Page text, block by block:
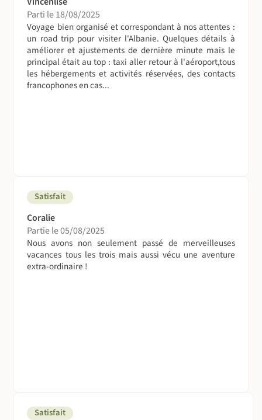
Parti le 18/08/2025
Voyage bien organisé et correspondant à nos attentes :
un road trip pour visiter l'Albanie. Quelques détails à
améliorer et ajustements de dernière minute mais le
principal était au top : taxi aller retour à l'aéroport,tous
les hébergements et activités réservées, des contacts
francophones en cas...
Satisfait
Coralie
Partie le 05/08/2025
Nous avons non seulement passé de merveilleuses
vacances tous les trois mais aussi vécu une aventure
extra-ordinaire !
Satisfait